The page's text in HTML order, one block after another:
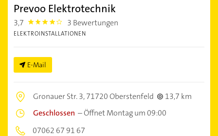
Prevoo Elektrotechnik
3,7 3.7 3 Bewertungen
ELEKTROINSTALLATIONEN
E-Mail
Gronauer Str. 3,71720 Oberstenfeld
13,7 km
Geschlossen –Öffnet Montag um 09:00
07062 67 91 67